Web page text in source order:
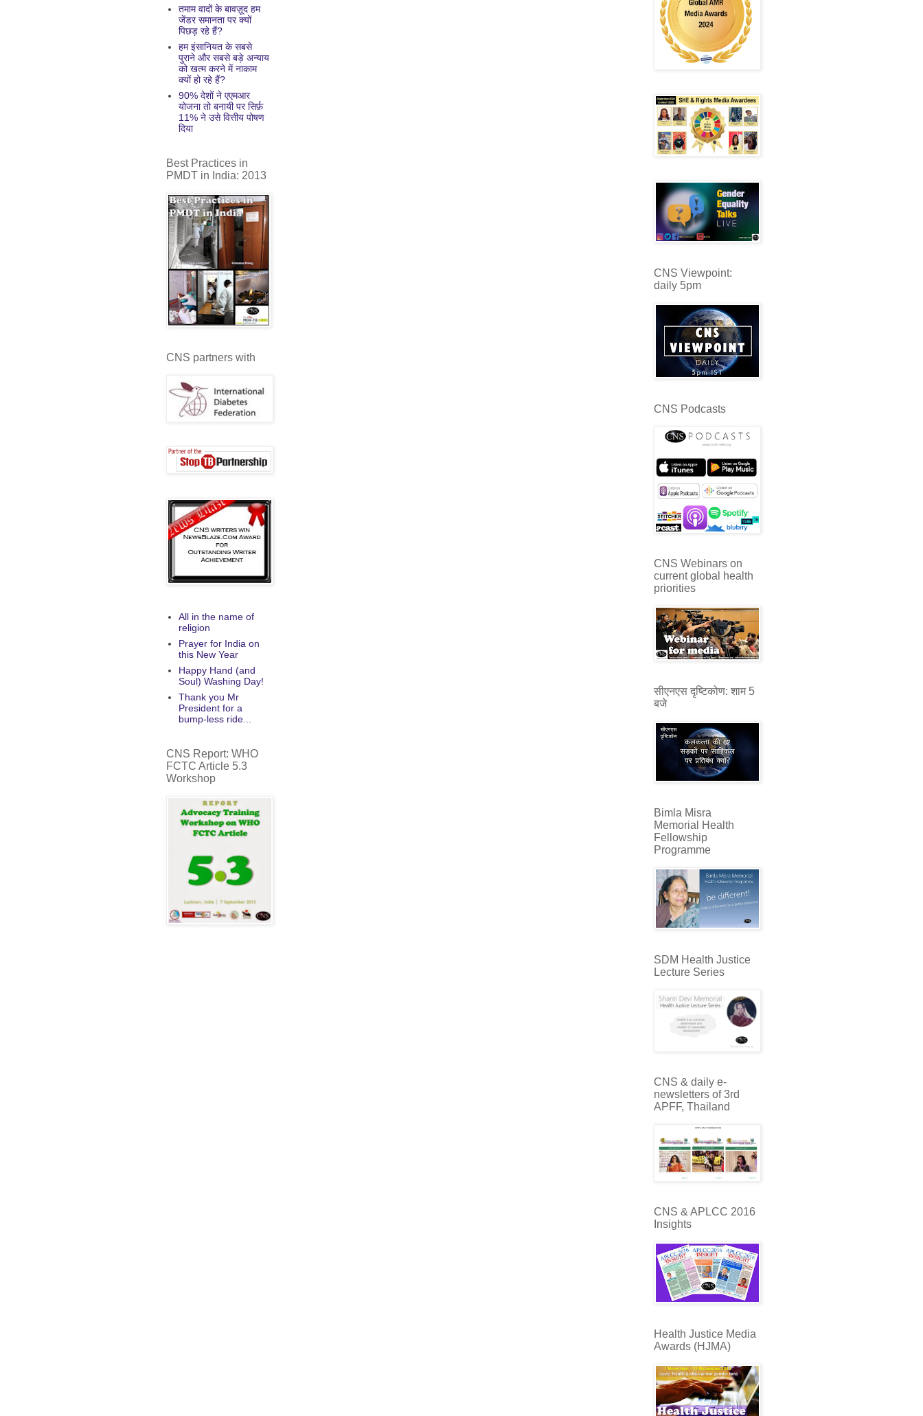
तमाम वादों के बावज़ूद हम
जेंडर समानता पर क्यों
पिछड़ रहे हैं?
हम इंसानियत के सबसे
पुराने और सबसे बड़े अन्याय
को खत्म करने में नाकाम
क्यों हो रहे हैं?
90% देशों ने एएमआर
योजना तो बनायी पर सिर्फ़
11% ने उसे वित्तीय पोषण
दिया
Best Practices in
PMDT in India: 2013
CNS partners with
All in the name of
religion
Prayer for India on
this New Year
Happy Hand (and
Soul) Washing Day!
Thank you Mr
President for a
bump-less ride...
CNS Report: WHO
FCTC Article 5.3
Workshop
CNS Viewpoint:
daily 5pm
CNS Podcasts
CNS Webinars on
current global health
priorities
सीएनएस दृष्टिकोण: शाम 5
बजे
Bimla Misra
Memorial Health
Fellowship
Programme
SDM Health Justice
Lecture Series
CNS & daily e-
newsletters of 3rd
APFF, Thailand
CNS & APLCC 2016
Insights
Health Justice Media
Awards (HJMA)